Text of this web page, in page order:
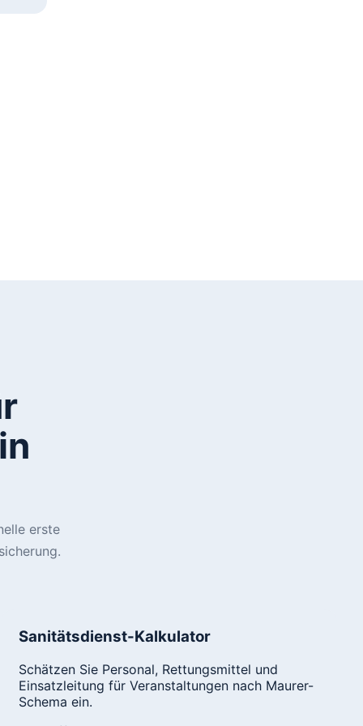
erste
Sanitätsdienst-Kalkulator
Schätzen Sie Personal, Rettungsmittel und
Einsatzleitung für Veranstaltungen nach Maurer-
Schema ein.